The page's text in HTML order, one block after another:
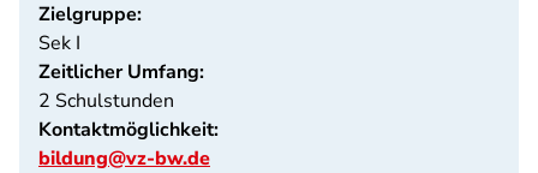
Zielgruppe:
Sek I
Zeitlicher Umfang:
2 Schulstunden
Kontaktmöglichkeit:
bildung@vz-bw.de